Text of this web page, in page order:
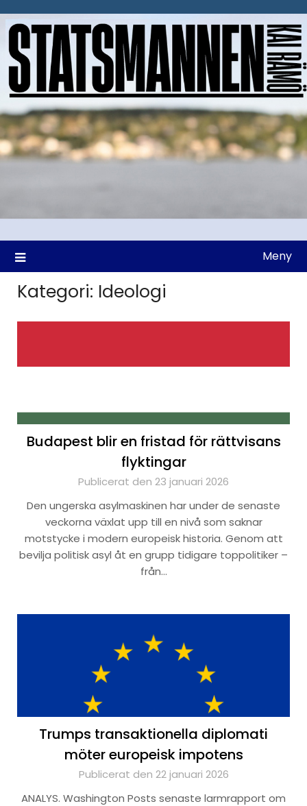
till
Meny
Kategori: Ideologi
Budapest blir en fristad för rättvisans
flyktingar
Publicerat den 23 januari 2026
Den ungerska asylmaskinen har under de senaste
veckorna växlat upp till en nivå som saknar
motstycke i modern europeisk historia. Genom att
bevilja politisk asyl åt en grupp tidigare toppolitiker –
från…
Trumps transaktionella diplomati
möter europeisk impotens
Publicerat den 22 januari 2026
ANALYS. Washington Posts senaste larmrapport om